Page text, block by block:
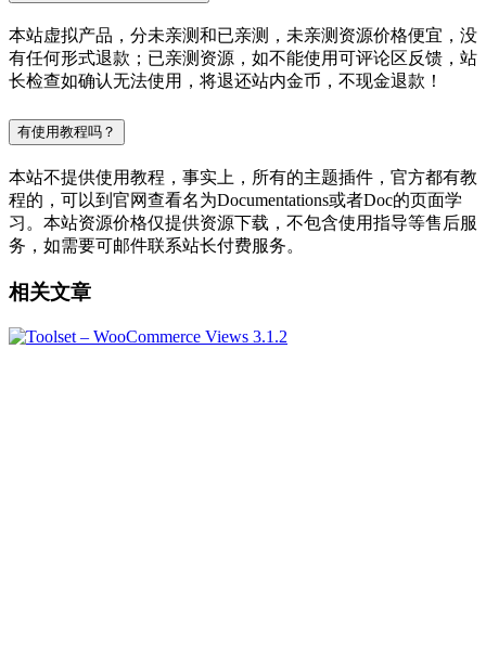
本站虚拟产品，分未亲测和已亲测，未亲测资源价格便宜，没
有任何形式退款；已亲测资源，如不能使用可评论区反馈，站
长检查如确认无法使用，将退还站内金币，不现金退款！
有使用教程吗？
本站不提供使用教程，事实上，所有的主题插件，官方都有教
程的，可以到官网查看名为Documentations或者Doc的页面学
习。本站资源价格仅提供资源下载，不包含使用指导等售后服
务，如需要可邮件联系站长付费服务。
相关文章